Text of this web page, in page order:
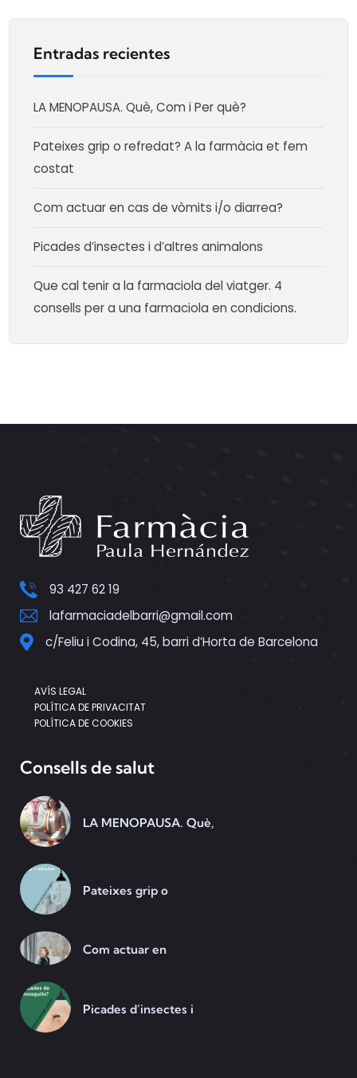
Entradas recientes
LA MENOPAUSA. Què, Com i Per què?
Pateixes grip o refredat? A la farmàcia et fem
costat
Com actuar en cas de vòmits i/o diarrea?
Picades d’insectes i d’altres animalons
Que cal tenir a la farmaciola del viatger. 4
consells per a una farmaciola en condicions.
93 427 62 19
lafarmaciadelbarri@gmail.com
c/Feliu i Codina, 45, barri d’Horta de Barcelona
AVÍS LEGAL
POLÍTICA DE PRIVACITAT
POLÍTICA DE COOKIES
Consells de salut
LA MENOPAUSA. Què,
Pateixes grip o
Com actuar en
Picades d’insectes i